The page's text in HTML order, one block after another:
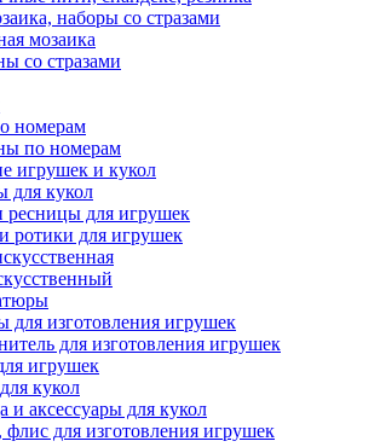
наборы со стразами
мозаика
co стразами
номерам
по номерам
игрушек и кукол
для кукол
ресницы для игрушек
ротики для игрушек
для изготовления игрушек
для изготовления игрушек
игрушек
кукол
и аксессуары для кукол
для изготовления игрушек